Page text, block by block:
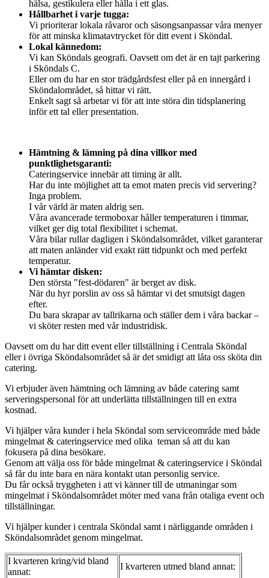
hälsa, gestikulera eller hålla i ett glas.
Hållbarhet i varje tugga:
Vi prioriterar lokala råvaror och säsongsanpassar våra menyer
för att minska klimatavtrycket för ditt event i Sköndal.
Lokal kännedom:
Vi kan Sköndals geografi. Oavsett om det är en tajt parkering
i Sköndals C.
Eller om du har en stor trädgårdsfest eller på en innergård i
Sköndalområdet, så hittar vi rätt.
Enkelt sagt så arbetar vi för att inte störa din tidsplanering
inför ett tal eller presentation.
Hämtning & lämning på dina villkor med
punktlighetsgaranti:
Cateringservice innebär att timing är allt.
Har du inte möjlighet att ta emot maten precis vid servering?
Inga problem.
I vår värld är maten aldrig sen.
Våra avancerade termoboxar håller temperaturen i timmar,
vilket ger dig total flexibilitet i schemat.
Våra bilar rullar dagligen i Sköndalsområdet, vilket garanterar
att maten anländer vid exakt rätt tidpunkt och med perfekt
temperatur.
Vi hämtar disken:
Den största "fest-dödaren" är berget av disk.
När du hyr porslin av oss så hämtar vi det smutsigt dagen
efter.
Du bara skrapar av tallrikarna och ställer dem i våra backar –
vi sköter resten med vår industridisk.
Oavsett om du har ditt event eller tillställning i Centrala Sköndal
eller i övriga Sköndalsområdet så är det smidigt att låta oss sköta din
catering.
Vi erbjuder även hämtning och lämning av både catering samt
serveringspersonal för att underlätta tillställningen till en extra
kostnad.
Vi hjälper våra kunder i hela Sköndal som serviceområde med både
mingelmat & cateringservice med olika teman så att du kan
fokusera på dina besökare.
Genom att välja oss för både mingelmat & cateringservice i Sköndal
så får du inte bara en nära kontakt utan personlig service.
Du får också tryggheten i att vi känner till de utmaningar som
mingelmat i Sköndalsområdet möter med vana från otaliga event och
tillställningar.
Vi hjälper kunder i centrala Sköndal samt i närliggande områden i
Sköndalsområdet genom mingelmat.
I kvarteren kring/vid bland
annat:
I kvarteren utmed bland annat: